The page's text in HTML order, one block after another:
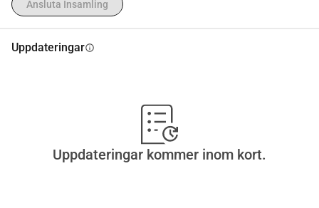
Ansluta Insamling
Uppdateringarinfo
Uppdateringar kommer inom kort.